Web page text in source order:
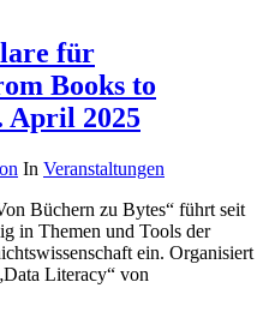
für
Books to
April 2025
In Veranstaltungen
Büchern zu Bytes“ führt seit
in Themen und Tools der
ein. Organisiert
Literacy“ von